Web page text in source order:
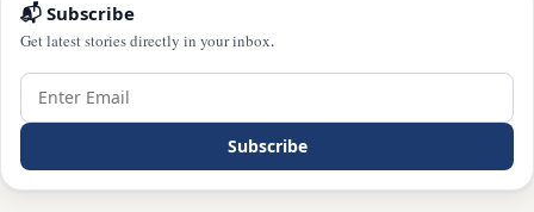
📬 Subscribe
Get latest stories directly in your inbox.
Subscribe